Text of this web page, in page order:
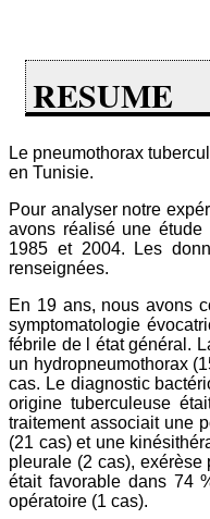
RESUME
Le pneumothorax
en Tunisie.
Pour analyser notre
avons réalisé une
1985 et 2004. Les
renseignées.
En 19 ans, nous avons
symptomatologie
fébrile de l état général.
un hydropneumothorax
cas. Le diagnostic
origine tuberculeuse
traitement associait une
(21 cas) et une
pleurale (2 cas),
était favorable dans 74
opératoire (1 cas).